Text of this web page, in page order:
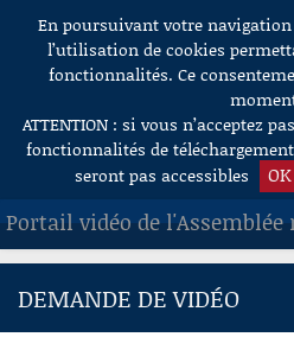
Aller au contenu
En poursuivant votre
l’utilisation de cookies
fonctionnalités. Ce
ATTENTION : si vous n’acceptez
fonctionnalités de
seront pas accessibles
OK
Portail vidéo de
ACCUEIL
DEMANDE DE VIDÉO